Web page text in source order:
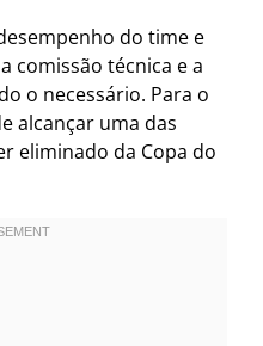
do time e
comissão técnica e a
o necessário. Para o
alcançar uma das
eliminado da Copa do